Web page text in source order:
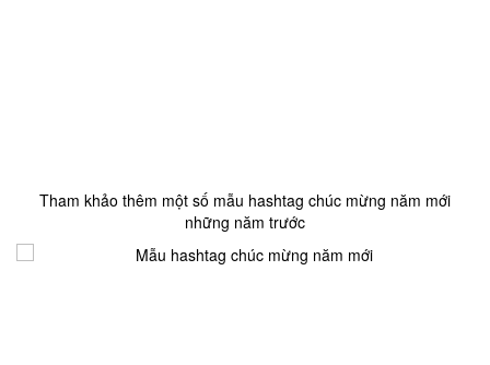
Tham khảo thêm một số mẫu hashtag chúc mừng năm mới
những năm trước